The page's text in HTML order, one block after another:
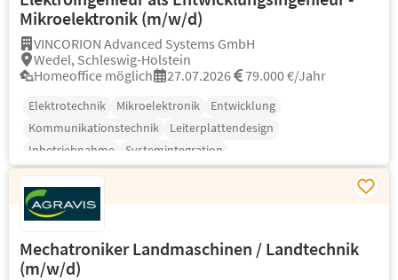
Mikroelektronik (m/w/d)
VINCORION Advanced Systems GmbH
Wedel, Schleswig-Holstein
Homeoffice möglich
27.07.2026 79.000 €/Jahr
Elektrotechnik Mikroelektronik
Entwicklung
Kommunikationstechnik
Leiterplattendesign
Inbetriebnahme
Systemintegration
Mechatroniker Landmaschinen / Landtechnik
(m/w/d)